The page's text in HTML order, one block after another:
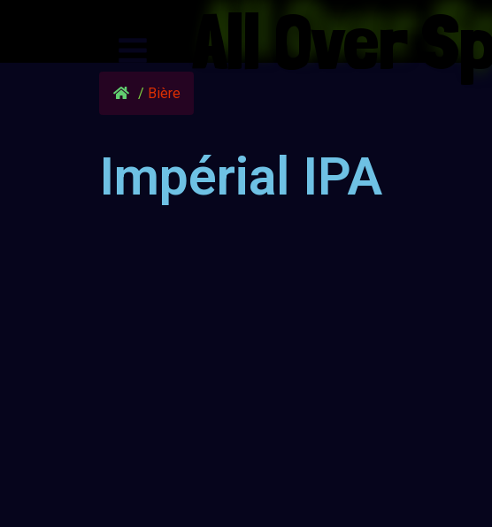
All Over
/ Bière
Impérial IPA